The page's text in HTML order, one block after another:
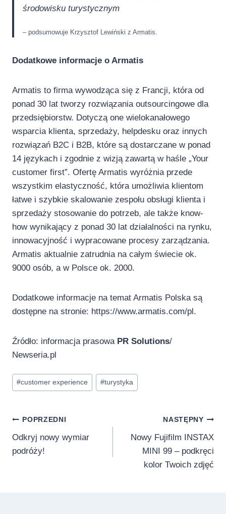
środowisku turystycznym
– podsumowuje Krzysztof Lewiński z Armatis.
Dodatkowe informacje o Armatis
Armatis to firma wywodząca się z Francji, która od
ponad 30 lat tworzy rozwiązania outsourcingowe dla
przedsiębiorstw. Dotyczą one wielokanałowego
wsparcia klienta, sprzedaży, helpdesku oraz innych
rozwiązań B2C i B2B, które są dostarczane w ponad
14 językach i zgodnie z wizją zawartą w haśle „Your
customer first”. Ofertę Armatis wyróżnia przede
wszystkim elastyczność, która umożliwia klientom
łatwe i szybkie skalowanie zespołu obsługi klienta i
sprzedaży stosowanie do potrzeb, ale także know-
how wynikający z ponad 30 lat działalności na rynku,
innowacyjność i wypracowane procesy zarządzania.
Armatis aktualnie zatrudnia na całym świecie ok.
9000 osób, a w Polsce ok. 2000.
Dodatkowe informacje na temat Armatis Polska są
dostępne na stronie: https://www.armatis.com/pl.
Źródło: informacja prasowa PR Solutions/
Newseria.pl
Tagi
wpisu:
#customer experience #turystyka
Nawigacja
wpisu
POPRZEDNI
Odkryj nowy wymiar
podróży!
NASTĘPNY
Nowy Fujifilm INSTAX
MINI 99 – podkręci
kolor Twoich zdjęć